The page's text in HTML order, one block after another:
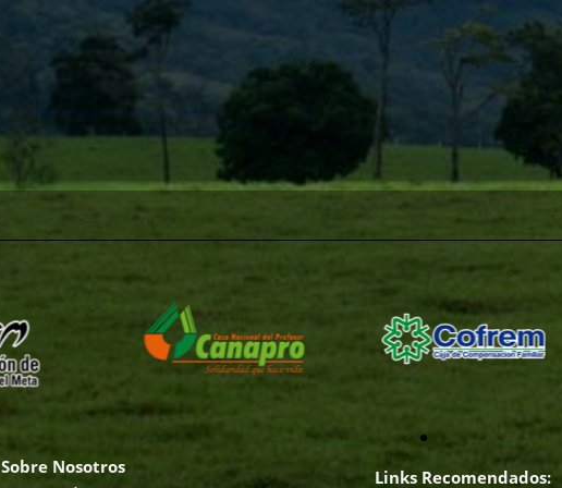
Sobre Nosotros Links Recomendados: